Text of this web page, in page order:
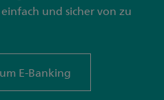
und sicher von zu
E-Banking